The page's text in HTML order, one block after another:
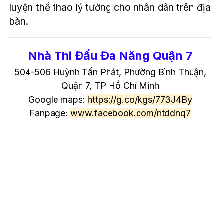
luyện thể thao lý tưởng cho nhân dân trên địa
bàn.
Nhà Thi Đấu Đa Năng Quận 7
504-506 Huỳnh Tấn Phát, Phường Bình Thuận,
Quận 7, TP Hồ Chí Minh
Google maps: https://g.co/kgs/773J4By
Fanpage: www.facebook.com/ntddnq7